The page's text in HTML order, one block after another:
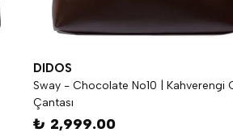
DIDOS
Sway - Chocolate No10 | Kahverengi
Çantası
₺ 2,999.00